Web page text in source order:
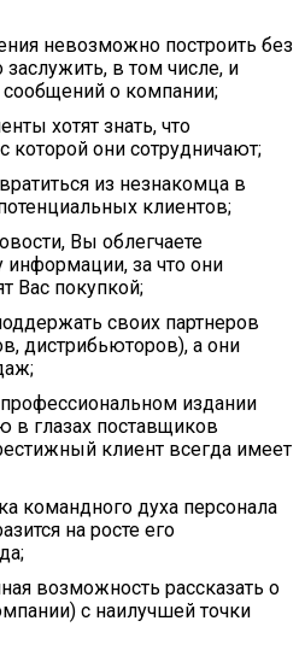
невозможно построить без
в том числе, и
о компании;
хотят знать, что
которой они сотрудничают;
из незнакомца в
клиентов;
Вы облегчаете
информации, за что они
Вас покупкой;
своих партнеров
дистрибьюторов), а они
издании
в глазах поставщиков
клиент всегда имеет
командного духа персонала
на росте его
возможность рассказать о
с наилучшей точки